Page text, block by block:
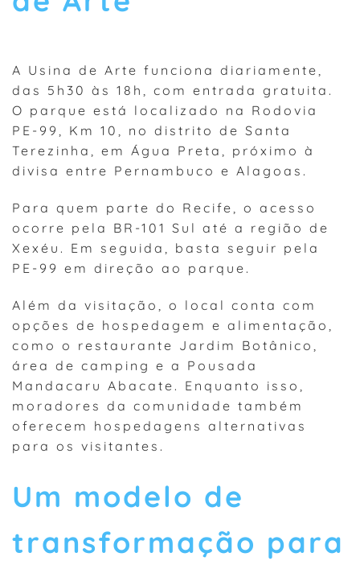
A Usina de Arte funciona diariamente,
das 5h30 às 18h, com entrada gratuita.
O parque está localizado na Rodovia
PE-99, Km 10, no distrito de Santa
Terezinha, em Água Preta, próximo à
divisa entre Pernambuco e Alagoas.
Para quem parte do Recife, o acesso
ocorre pela BR-101 Sul até a região de
Xexéu. Em seguida, basta seguir pela
PE-99 em direção ao parque.
Além da visitação, o local conta com
opções de hospedagem e alimentação,
como o restaurante Jardim Botânico,
área de camping e a Pousada
Mandacaru Abacate. Enquanto isso,
moradores da comunidade também
oferecem hospedagens alternativas
para os visitantes.
Um modelo de
transformação para